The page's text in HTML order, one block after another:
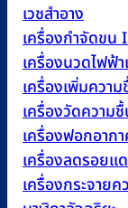
เวชสำอาง
เครื่องกำจัดขน
เครื่องนวดไฟฟ้
เครื่องเพิ่มควา
เครื่องวัดความ
เครื่องฟอกอาก
เครื่องลดรอยแ
เครื่องกระจาย